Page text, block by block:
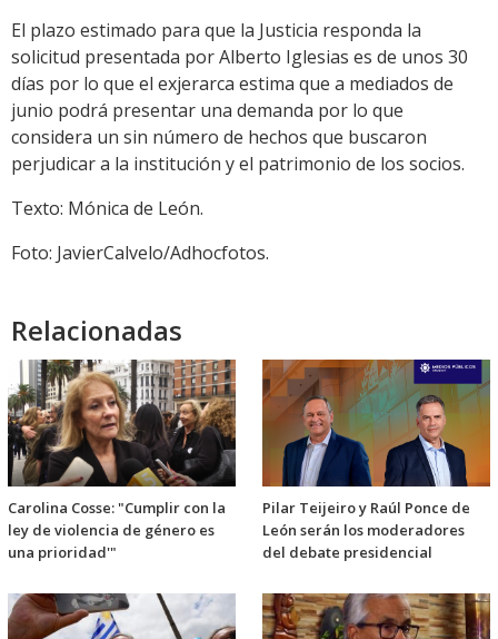
El plazo estimado para que la Justicia responda la
solicitud presentada por Alberto Iglesias es de unos 30
días por lo que el exjerarca estima que a mediados de
junio podrá presentar una demanda por lo que
considera un sin número de hechos que buscaron
perjudicar a la institución y el patrimonio de los socios.
Texto: Mónica de León.
Foto: JavierCalvelo/Adhocfotos.
Relacionadas
Carolina Cosse: "Cumplir con la
ley de violencia de género es
una prioridad'"
Pilar Teijeiro y Raúl Ponce de
León serán los moderadores
del debate presidencial